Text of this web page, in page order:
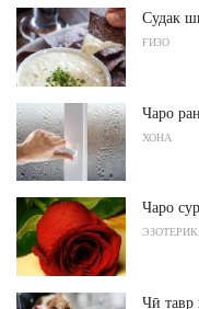
Судак
ҒИЗО
Чаро
ХОНА
Чаро
Чӣ тавр